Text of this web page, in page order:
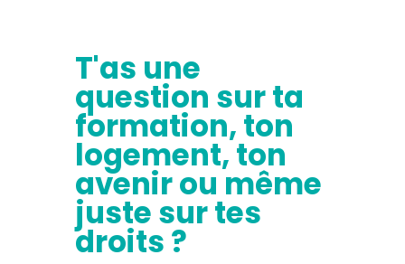
T'as une
question sur ta
formation, ton
logement, ton
avenir ou même
juste sur tes
droits ?